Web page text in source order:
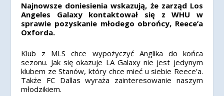
Najnowsze doniesienia wskazują, że zarząd Los
Angeles Galaxy kontaktował się z WHU w
sprawie pozyskanie młodego obrońcy, Reece’a
Oxforda.
Klub z MLS chce wypożyczyć Anglika do końca
sezonu. Jak się okazuje LA Galaxy nie jest jedynym
klubem ze Stanów, który chce mieć u siebie Reece’a.
Także FC Dallas wyraża zainteresowanie naszym
młodzikiem.